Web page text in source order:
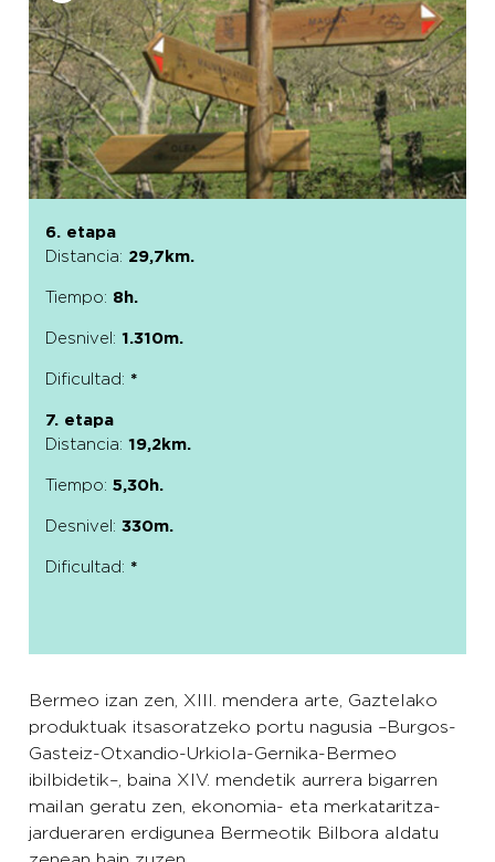
6. etapa
Distancia: 29,7km.
Tiempo: 8h.
Desnivel: 1.310m.
Dificultad: *
7. etapa
Distancia: 19,2km.
Tiempo: 5,30h.
Desnivel: 330m.
Dificultad: *
Bermeo izan zen, XIII. mendera arte, Gaztelako
produktuak itsasoratzeko portu nagusia –Burgos-
Gasteiz-Otxandio-Urkiola-Gernika-Bermeo
ibilbidetik–, baina XIV. mendetik aurrera bigarren
mailan geratu zen, ekonomia- eta merkataritza-
jardueraren erdigunea Bermeotik Bilbora aldatu